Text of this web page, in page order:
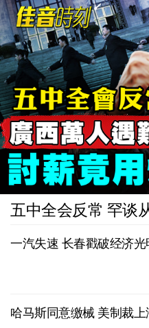
五中全会反常 罕谈
一汽失速 长春戳破经济光
哈马斯同意缴械 美制裁上